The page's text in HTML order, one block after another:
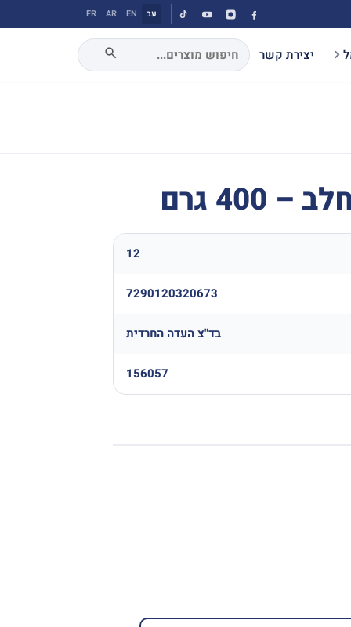
עב EN
AR
FR
יצירת קשר
גרם
12
7290120320673
בד"צ העדה החרדית
156057